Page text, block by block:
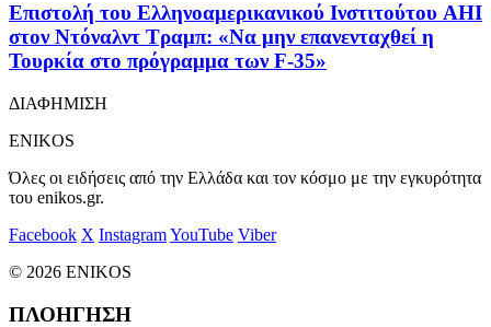
Επιστολή του Ελληνοαμερικανικού Ινστιτούτου AHI
στον Ντόναλντ Τραμπ: «Να μην επανενταχθεί η
Τουρκία στο πρόγραμμα των F-35»
ΔΙΑΦΗΜΙΣΗ
ENIKOS
Όλες οι ειδήσεις από την Ελλάδα και τον κόσμο με την εγκυρότητα
του enikos.gr.
Facebook X InstagramYouTube Viber
© 2026 ENIKOS
ΠΛΟΗΓΗΣΗ